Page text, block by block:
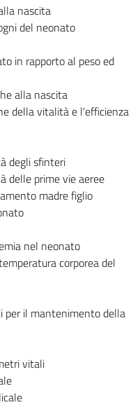
nascita
del neonato
in rapporto al peso ed
alla nascita
della vitalità e l'efficienza
degli sfinteri
delle prime vie aeree
madre figlio
nel neonato
corporea del
per il mantenimento della
vitali